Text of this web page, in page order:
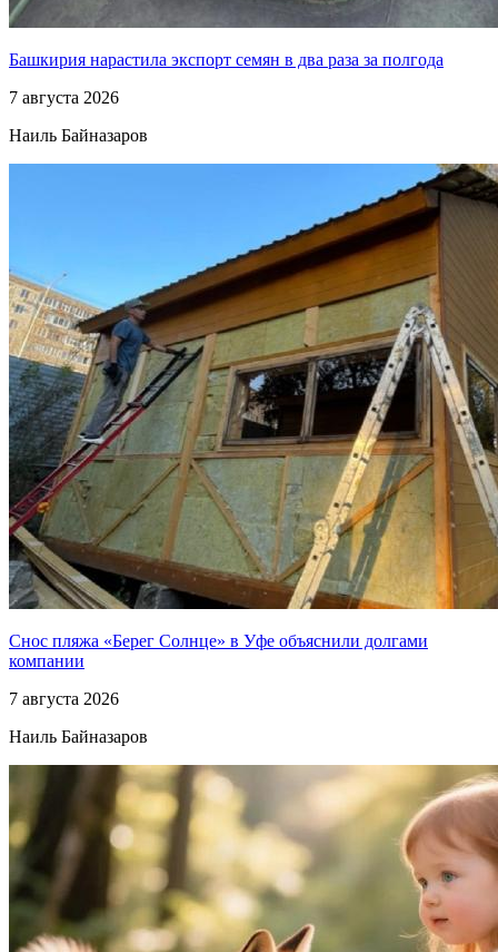
Башкирия нарастила экспорт семян в два раза за полгода
7 августа 2026
Наиль Байназаров
Снос пляжа «Берег Солнце» в Уфе объяснили долгами
компании
7 августа 2026
Наиль Байназаров